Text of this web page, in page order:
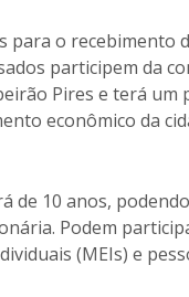
para o
participem da
Pires e terá
econômico da
de 10 anos,
Podem
(MEIs) e